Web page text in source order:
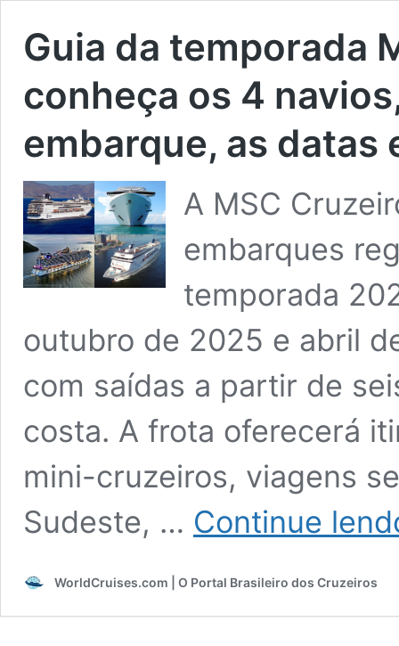
Guia da temporada
conheça os 4
embarque, as datas
A MSC
embarques
temporada
outubro de 2025 e abril
com saídas a partir de
costa. A frota oferecerá
mini-cruzeiros, viagens
Sudeste, … Continue
WorldCruises.com | O Portal Brasileiro dos Cruzeiros